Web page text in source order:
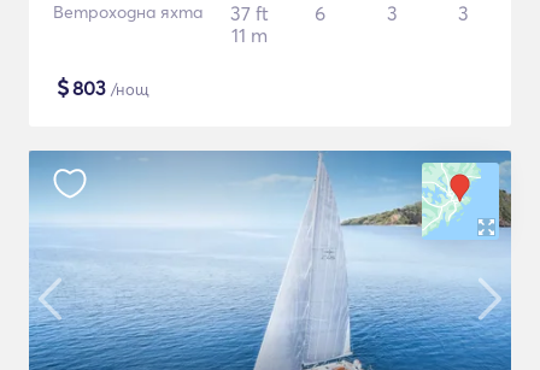
Ветроходна яхта
37 ft
11 m
6 3 3
$803 /нощ